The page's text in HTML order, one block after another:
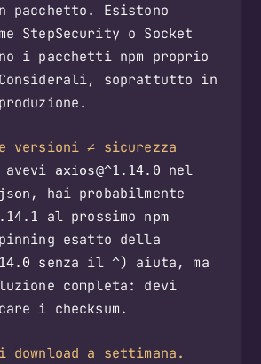
pacchetto. Esistono
StepSecurity o Socket
i pacchetti npm proprio
soprattutto in
versioni ≠ sicurezza
avevi axios@^1.14.0
nel
, hai probabilmente
al prossimo
npm
esatto della
senza il ^) aiuta, ma
completa: devi
i checksum.
a settimana.